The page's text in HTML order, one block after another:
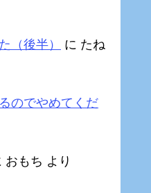
（後半） に たね
のでやめてくだ
おもち より